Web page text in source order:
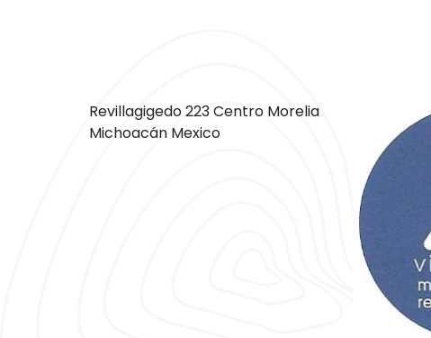
Revillagigedo 223 Centro Morelia
Michoacán Mexico